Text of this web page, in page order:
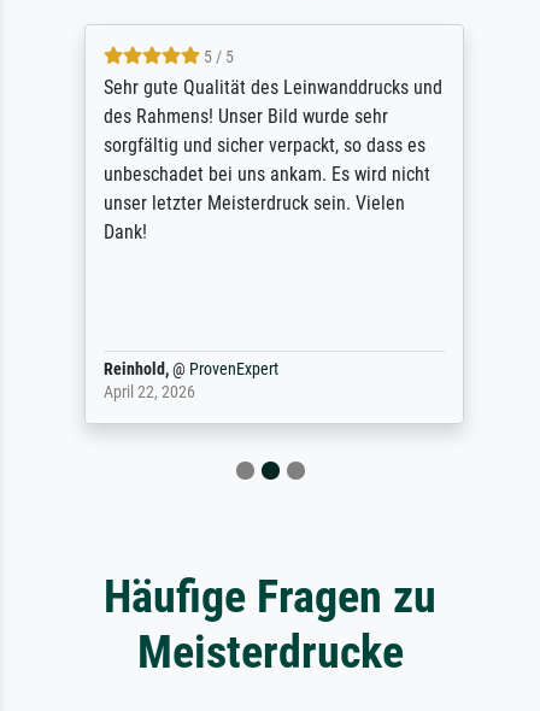
5 / 5
Sehr gute Qualität des Leinwanddrucks und
des Rahmens! Unser Bild wurde sehr
sorgfältig und sicher verpackt, so dass es
unbeschadet bei uns ankam. Es wird nicht
unser letzter Meisterdruck sein. Vielen
Dank!
Reinhold,@ ProvenExpert
April 22, 2026
Häufige Fragen zu
Meisterdrucke